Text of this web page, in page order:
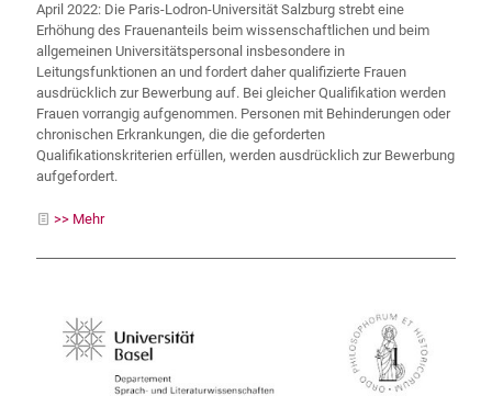
April 2022: Die Paris-Lodron-Universität Salzburg strebt eine
Erhöhung des Frauenanteils beim wissenschaftlichen und beim
allgemeinen Universitätspersonal insbesondere in
Leitungsfunktionen an und fordert daher qualifizierte Frauen
ausdrücklich zur Bewerbung auf. Bei gleicher Qualifikation werden
Frauen vorrangig aufgenommen. Personen mit Behinderungen oder
chronischen Erkrankungen, die die geforderten
Qualifikationskriterien erfüllen, werden ausdrücklich zur Bewerbung
aufgefordert.
>> Mehr